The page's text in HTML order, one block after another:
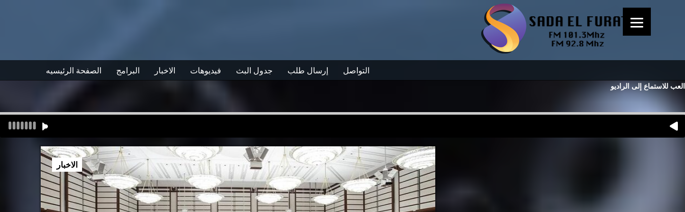
الصفحة الرئيسيه البرامج الاخبار فيديوهات جدول البث إرسال طلب التواصل
العب للاستماع إلى الراديو
الاخبار